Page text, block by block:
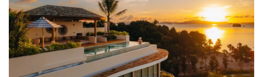
บุฟเฟต์มื้อค่ำเฉลิมฉลองค่ำคืนวันส่งท้ายปีเก่าในวันที่ 31
ธันวาคม 2568 ให้บริการมากมายหลายรายการเริ่มจากอาหาร
ทะเลนำเข้าแช่เย็นฉ่ำบนน้ำแข็ง อาทิ บอสตันล็อบสเตอร์ กั้ง
หอยนางรมสด ขาปูหิมะ และกุ้งแม่น้ำ เพิ่มอรรถรสให้มื้ออาหาร